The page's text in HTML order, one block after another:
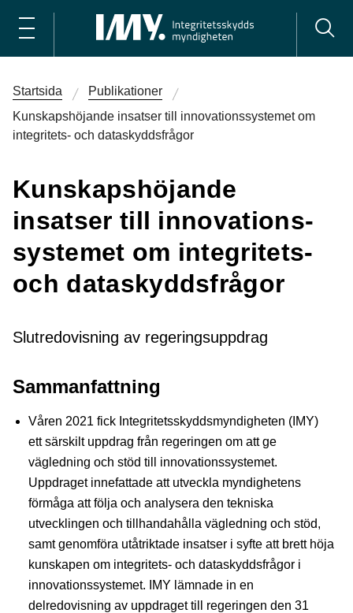
Startsida
Publikationer
Kunskapshöjande insatser till innovations­systemet om
integritets- och dataskyddsfrågor
Kunskapshöjande
insatser till innovations­
systemet om integritets-
och dataskyddsfrågor
Slutredovisning av regeringsuppdrag
Sammanfattning
Våren 2021 fick Integritetsskyddsmyndigheten (IMY)
ett särskilt uppdrag från regeringen om att ge
vägledning och stöd till innovationssystemet.
Uppdraget innefattade att utveckla myndighetens
förmåga att följa och analysera den tekniska
utvecklingen och tillhandahålla vägledning och stöd,
samt genomföra utåtriktade insatser i syfte att brett höja
kunskapen om integritets- och dataskyddsfrågor i
innovationssystemet. IMY lämnade in en
delredovisning av uppdraget till regeringen den 31